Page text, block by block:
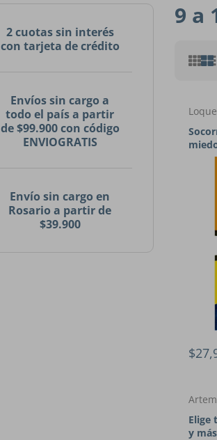
2 cuotas sin interés
con tarjeta de crédito
Envíos sin cargo a
todo el país a partir
de $99.900 con código
ENVIOGRATIS
Envío sin cargo en
Rosario a partir de
$39.900
9 a
Elige
y